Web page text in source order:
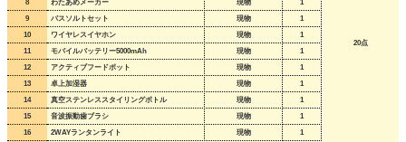
20点
8 わたあめメーカー 現物
1
9
バスソルトセット 現物
1
10
ワイヤレスイヤホン 現物
1
11
モバイルバッテリー5000mAh 現物
1
12
アクティブフードポット 現物
1
13
卓上加湿器 現物
1
14
真空ステンレススタイリングボトル 現物
1
15
音波振動歯ブラシ 現物
1
16
2WAYランタンライト 現物
1